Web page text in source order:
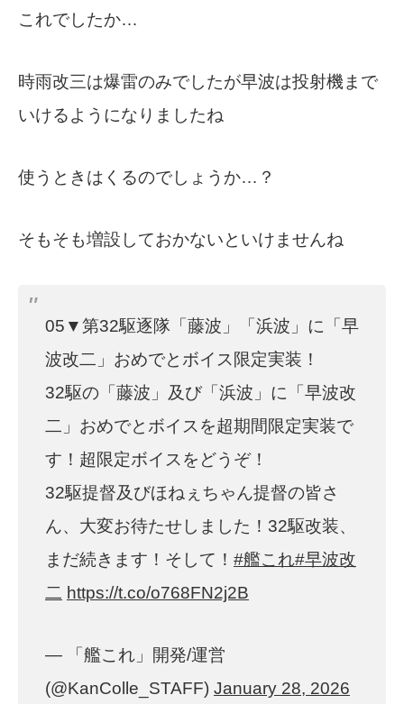
これでしたか…
時雨改三は爆雷のみでしたが早波は投射機まで
いけるようになりましたね
使うときはくるのでしょうか…？
そもそも増設しておかないといけませんね
05▼第32駆逐隊「藤波」「浜波」に「早
波改二」おめでとボイス限定実装！
32駆の「藤波」及び「浜波」に「早波改
二」おめでとボイスを超期間限定実装で
す！超限定ボイスをどうぞ！
32駆提督及びほねぇちゃん提督の皆さ
ん、大変お待たせしました！32駆改装、
まだ続きます！そして！ #艦これ#早波改
二 https://t.co/o768FN2j2B
— 「艦これ」開発/運営
(@KanColle_STAFF) January 28, 2026